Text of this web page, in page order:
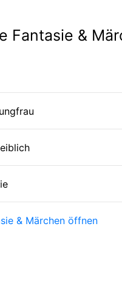
Fantasie &
& Märchen öffnen